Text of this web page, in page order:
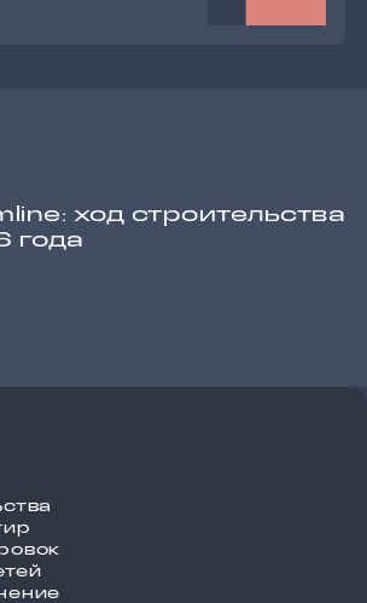
ход строительства
года